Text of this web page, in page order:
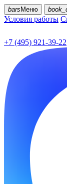
bars Меню
Условия работы
+7 (495) 921-39-22